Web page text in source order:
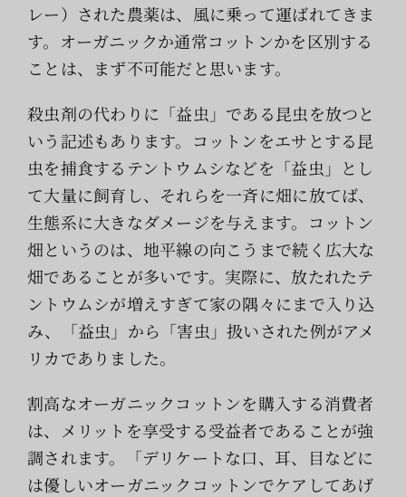
レー）された農薬は、風に乗って運ばれてきま
す。オーガニックか通常コットンかを区別する
ことは、まず不可能だと思います。
殺虫剤の代わりに「益虫」である昆虫を放つと
いう記述もあります。コットンをエサとする昆
虫を捕食するテントウムシなどを「益虫」とし
て大量に飼育し、それらを一斉に畑に放てば、
生態系に大きなダメージを与えます。コットン
畑というのは、地平線の向こうまで続く広大な
畑であることが多いです。実際に、放たれたテ
ントウムシが増えすぎて家の隅々にまで入り込
み、「益虫」から「害虫」扱いされた例がアメ
リカでありました。
割高なオーガニックコットンを購入する消費者
は、メリットを享受する受益者であることが強
調されます。「デリケートな口、耳、目などに
は優しいオーガニックコットンでケアしてあげ